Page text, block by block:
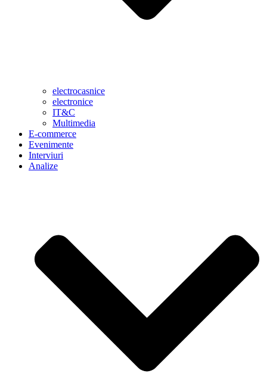
electrocasnice
electronice
IT&C
Multimedia
E-commerce
Evenimente
Interviuri
Analize